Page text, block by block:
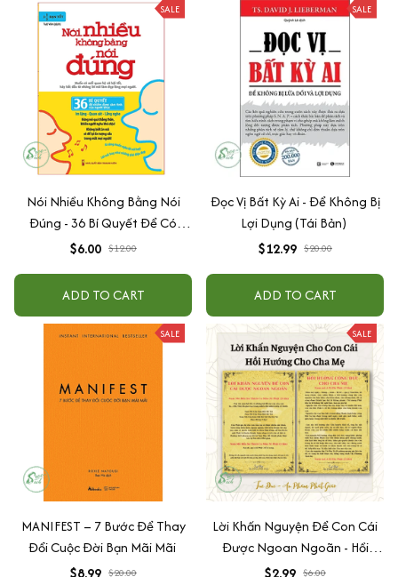
SALE
Nói Nhiều Không Bằng Nói
Đúng - 36 Bí Quyết Để Có
Nhân Duyên Tốt
$6.00 $12.00
ADD TO CART
SALE
Đọc Vị Bất Kỳ Ai - Để Không Bị
Lợi Dụng (Tái Bản)
$12.99 $20.00
ADD TO CART
SALE
MANIFEST – 7 Bước Để Thay
Đổi Cuộc Đời Bạn Mãi Mãi
$8.99 $20.00
SALE
Lời Khấn Nguyện Để Con Cái
Được Ngoan Ngoãn - Hồi
Hướng Công Đức Cho Cha Mẹ
$2.99 $6.00